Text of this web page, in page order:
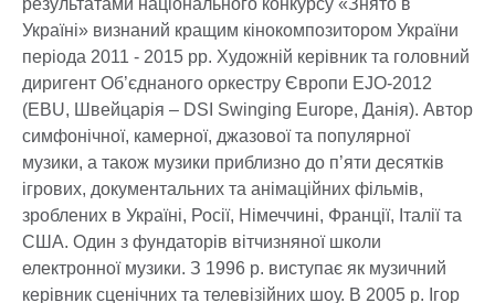
результатами національного конкурсу «Знято в
Україні» визнаний кращим кінокомпозитором України
періода 2011 - 2015 рр. Художній керівник та головний
диригент Об’єднаного оркестру Європи EJO-2012
(EBU, Швейцарія – DSI Swinging Europe, Данія). Автор
симфонічної, камерної, джазової та популярної
музики, а також музики приблизно до п’яти десятків
ігрових, документальних та анімаційних фільмів,
зроблених в Україні, Росії, Німеччині, Франції, Італії та
США. Один з фундаторів вітчизняної школи
електронної музики. З 1996 р. виступає як музичний
керівник сценічних та телевізійних шоу. В 2005 р. Ігор